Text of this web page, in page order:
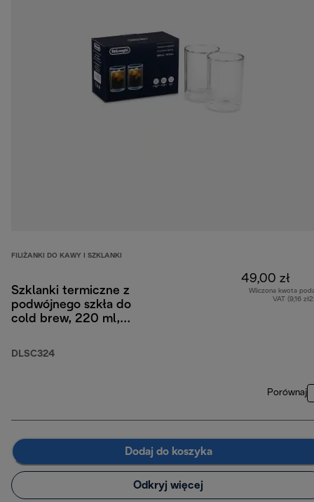
FILIŻANKI DO KAWY I SZKLANKI
Szklanki termiczne z
podwójnego szkła do
cold brew, 220 ml,
DLSC324
49,00 zł
Wliczona kwota
VAT (9,16
Porównaj
Dodaj do koszyka
Odkryj więcej